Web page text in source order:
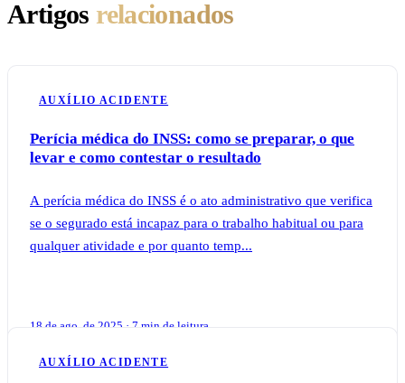
Artigos relacionados
AUXÍLIO ACIDENTE
Perícia médica do INSS: como se preparar, o que
levar e como contestar o resultado
A perícia médica do INSS é o ato administrativo que verifica
se o segurado está incapaz para o trabalho habitual ou para
qualquer atividade e por quanto temp...
18 de ago. de 2025 · 7 min de leitura
AUXÍLIO ACIDENTE